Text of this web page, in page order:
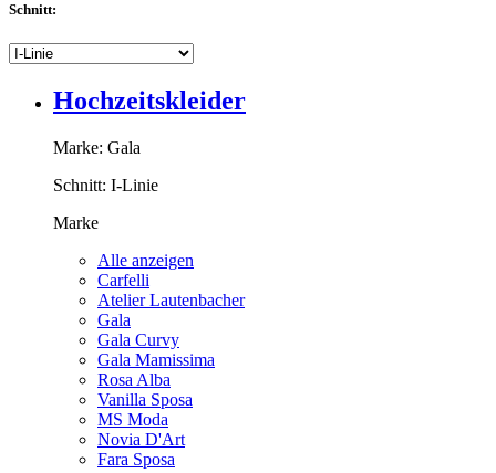
Schnitt:
Hochzeitskleider
Marke: Gala
Schnitt: I-Linie
Marke
Alle anzeigen
Carfelli
Atelier Lautenbacher
Gala
Gala Curvy
Gala Mamissima
Rosa Alba
Vanilla Sposa
MS Moda
Novia D'Art
Fara Sposa